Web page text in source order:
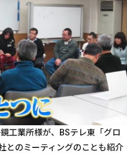
工業所様が、BSテレ東「グロ
とのミーティングのことも紹介